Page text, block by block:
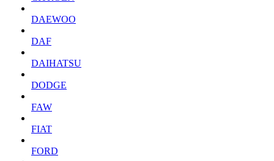
DAEWOO
DAF
DAIHATSU
DODGE
FAW
FIAT
FORD